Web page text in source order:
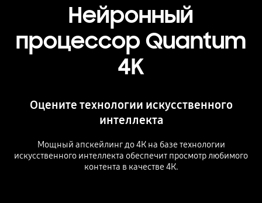
Нейронный
процессор Quantum
4K
Оцените технологии искусственного
интеллекта
Мощный апскейлинг до 4К на базе технологии
искусственного интеллекта обеспечит просмотр любимого
контента в качестве 4К.